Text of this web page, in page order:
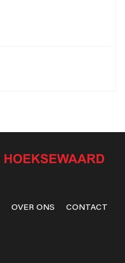
OVER ONS CONTACT